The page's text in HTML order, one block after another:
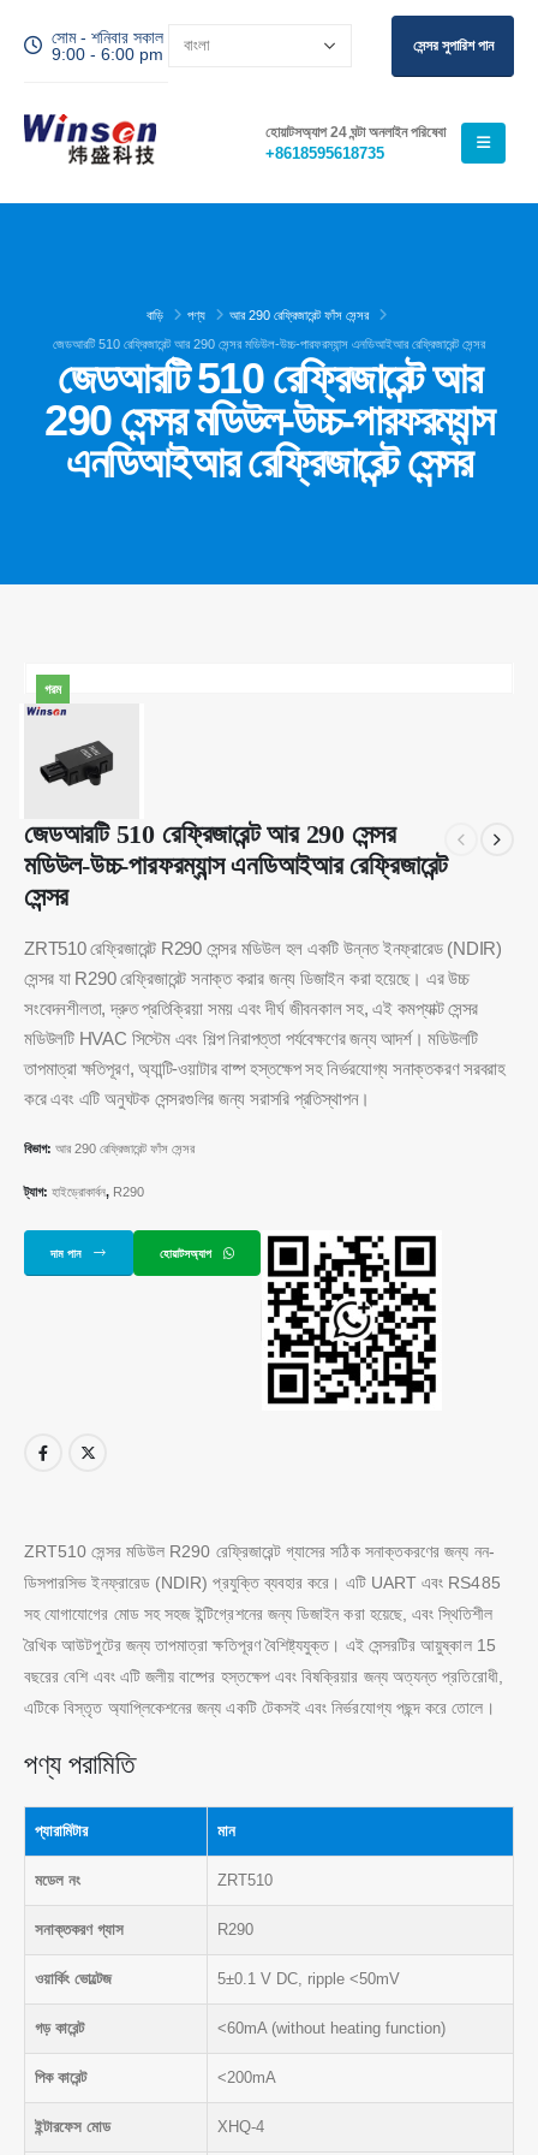
সোম - শনিবার সকাল
9:00 - 6:00 pm
সেন্সর সুপারিশ পান
হোয়াটসঅ্যাপ 24 ঘন্টা অনলাইন পরিষেবা
+8618595618735
বাড়ি পণ্য
আর 290 রেফ্রিজারেন্ট ফাঁস সেন্সর
জেডআরটি 510 রেফ্রিজারেন্ট আর 290 সেন্সর মডিউল-উচ্চ-পারফরম্যান্স এনডিআইআর রেফ্রিজারেন্ট সেন্সর
জেডআরটি 510 রেফ্রিজারেন্ট আর
290 সেন্সর মডিউল-উচ্চ-পারফরম্যান্স
এনডিআইআর রেফ্রিজারেন্ট সেন্সর
গরম
জেডআরটি 510 রেফ্রিজারেন্ট আর 290 সেন্সর
মডিউল-উচ্চ-পারফরম্যান্স এনডিআইআর রেফ্রিজারেন্ট
সেন্সর
ZRT510 রেফ্রিজারেন্ট R290 সেন্সর মডিউল হল একটি উন্নত ইনফ্রারেড (NDIR)
সেন্সর যা R290 রেফ্রিজারেন্ট সনাক্ত করার জন্য ডিজাইন করা হয়েছে। এর উচ্চ
সংবেদনশীলতা, দ্রুত প্রতিক্রিয়া সময় এবং দীর্ঘ জীবনকাল সহ, এই কমপ্যাক্ট সেন্সর
মডিউলটি HVAC সিস্টেম এবং শিল্প নিরাপত্তা পর্যবেক্ষণের জন্য আদর্শ। মডিউলটি
তাপমাত্রা ক্ষতিপূরণ, অ্যান্টি-ওয়াটার বাষ্প হস্তক্ষেপ সহ নির্ভরযোগ্য সনাক্তকরণ সরবরাহ
করে এবং এটি অনুঘটক সেন্সরগুলির জন্য সরাসরি প্রতিস্থাপন।
বিভাগ: আর 290 রেফ্রিজারেন্ট ফাঁস সেন্সর
ট্যাগ: হাইড্রোকার্বন, R290
দাম পান হোয়াটসঅ্যাপ
ZRT510 সেন্সর মডিউল R290 রেফ্রিজারেন্ট গ্যাসের সঠিক সনাক্তকরণের জন্য নন-
ডিসপারসিভ ইনফ্রারেড (NDIR) প্রযুক্তি ব্যবহার করে। এটি UART এবং RS485
সহ যোগাযোগের মোড সহ সহজ ইন্টিগ্রেশনের জন্য ডিজাইন করা হয়েছে, এবং স্থিতিশীল
রৈখিক আউটপুটের জন্য তাপমাত্রা ক্ষতিপূরণ বৈশিষ্ট্যযুক্ত। এই সেন্সরটির আয়ুষ্কাল 15
বছরের বেশি এবং এটি জলীয় বাষ্পের হস্তক্ষেপ এবং বিষক্রিয়ার জন্য অত্যন্ত প্রতিরোধী,
এটিকে বিস্তৃত অ্যাপ্লিকেশনের জন্য একটি টেকসই এবং নির্ভরযোগ্য পছন্দ করে তোলে।
পণ্য পরামিতি
প্যারামিটার মান
মডেল নং ZRT510
সনাক্তকরণ গ্যাস R290
ওয়ার্কিং ভোল্টেজ 5±0.1 V DC, ripple <50mV
গড় কারেন্ট <60mA (without heating function)
পিক কারেন্ট <200mA
ইন্টারফেস মোড XHQ-4